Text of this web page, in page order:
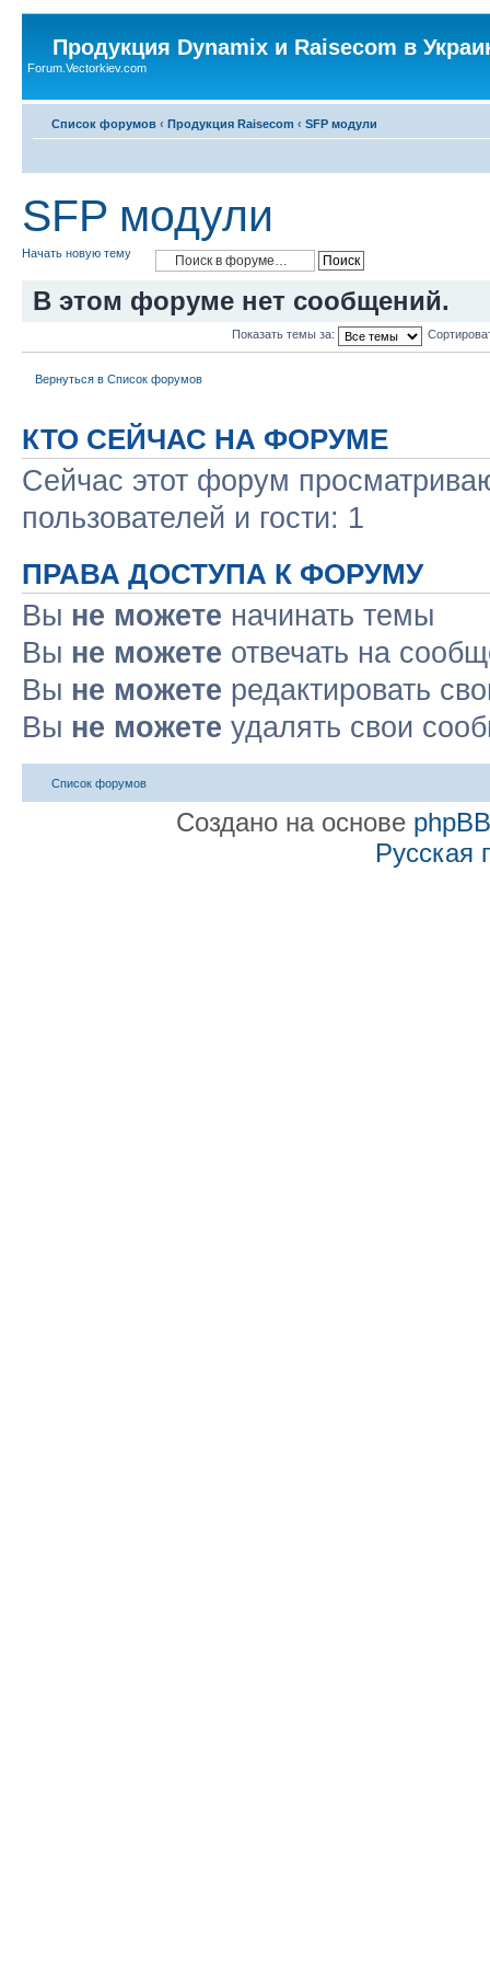
Продукция Dynamix и Raisecom в
Forum.Vectorkiev.com
Список форумов ‹ Продукция Raisecom ‹ SFP модули
SFP модули
Начать новую тему
В этом форуме нет сообщений.
Показать темы за:
Вернуться в Список форумов
КТО СЕЙЧАС НА ФОРУМЕ
Сейчас этот форум
пользователей и гости: 1
ПРАВА ДОСТУПА К ФОРУМУ
Вы не можете начинать темы
Вы не можете отвечать на
Вы не можете редактировать
Вы не можете удалять свои
Список форумов
Создано на основе phpBB
Русская